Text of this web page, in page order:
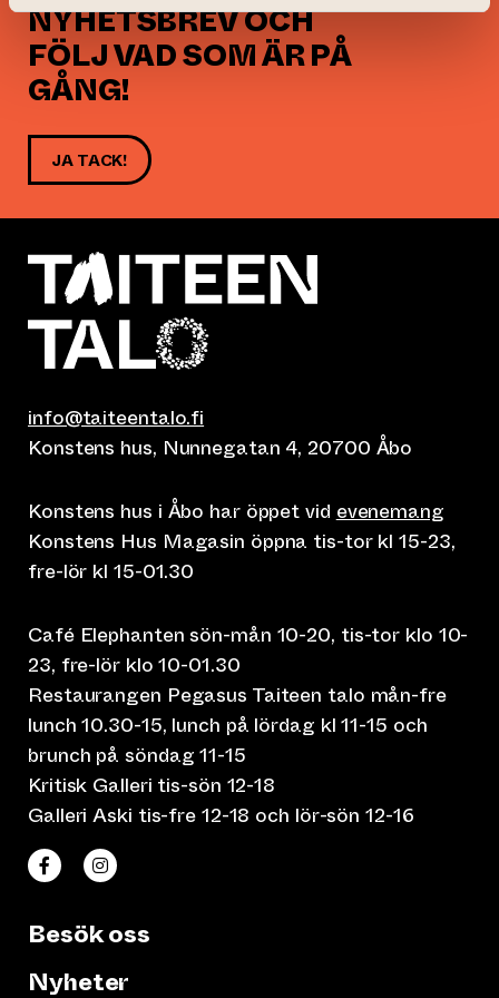
NYHETSBREV OCH
FÖLJ VAD SOM ÄR PÅ
GÅNG!
JA TACK!
info@taiteentalo.fi
Konstens hus, Nunnegatan 4, 20700 Åbo
Konstens hus i Åbo har öppet vid evenemang
Konstens Hus Magasin öppna tis-tor kl 15-23,
fre-lör kl 15-01.30
Café Elephanten sön-mån 10-20, tis-tor klo 10-
23, fre-lör klo 10-01.30
Restaurangen Pegasus Taiteen talo mån-fre
lunch 10.30-15, lunch på lördag kl 11-15 och
brunch på söndag 11-15
Kritisk Galleri tis-sön 12-18
Galleri Aski tis-fre 12-18 och lör-sön 12-16
Taiteen talo Facebookissa
(leder till annan webbtjänst)
Taiteen talo Instagramissa
(leder till annan webbtjänst)
Besök oss
Nyheter